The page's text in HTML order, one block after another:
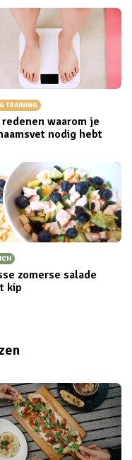
TRAINING
redenen waarom je
nodig hebt
zomerse salade
kip